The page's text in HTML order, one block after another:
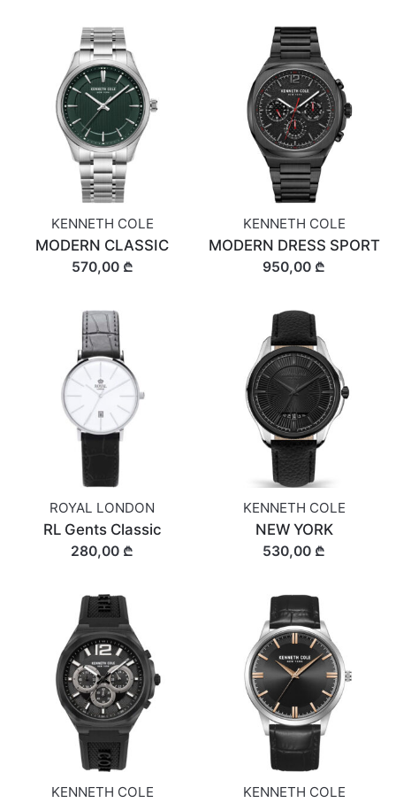
KENNETH COLE
MODERN CLASSIC
570,00 ₾
KENNETH COLE
MODERN DRESS SPORT
950,00 ₾
ROYAL LONDON
RL Gents Classic
280,00 ₾
KENNETH COLE
NEW YORK
530,00 ₾
KENNETH COLE KENNETH COLE